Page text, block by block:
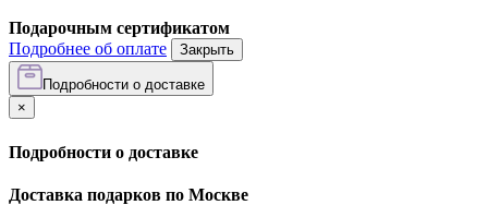
Подарочным сертификатом
Подробнее об оплате
Закрыть
Подробности о доставке
×
Подробности о доставке
Доставка подарков по Москве